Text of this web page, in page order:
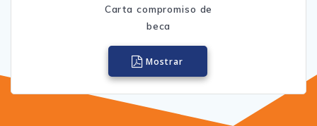
Carta compromiso de
beca
Mostrar